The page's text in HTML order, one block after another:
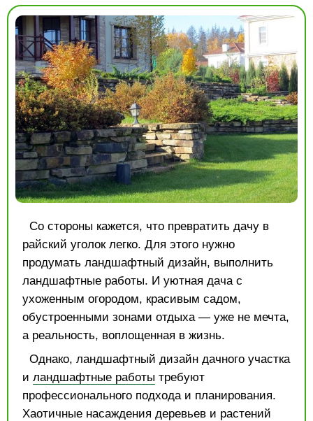
Со стороны кажется, что превратить дачу в
райский уголок легко. Для этого нужно
продумать ландшафтный дизайн, выполнить
ландшафтные работы. И уютная дача с
ухоженным огородом, красивым садом,
обустроенными зонами отдыха — уже не мечта,
а реальность, воплощенная в жизнь.
Однако, ландшафтный дизайн дачного участка
и ландшафтные работы требуют
профессионального подхода и планирования.
Хаотичные насаждения деревьев и растений